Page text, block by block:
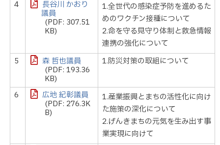
4 長谷川 かおり
議員
(PDF: 307.51
KB)
1.全世代の感染症予防を進めるた
めのワクチン接種について
2.命を守る見守り体制と救急情報
連携の強化について
5
森 哲也議員
(PDF: 193.36
KB)
1.防災対策の取組について
6 広地 紀彰議員
(PDF: 276.3K
B)
1.産業振興とまちの活性化に向け
た施策の深化について
2.げんきまちの元気を生み出す事
業実現に向けて